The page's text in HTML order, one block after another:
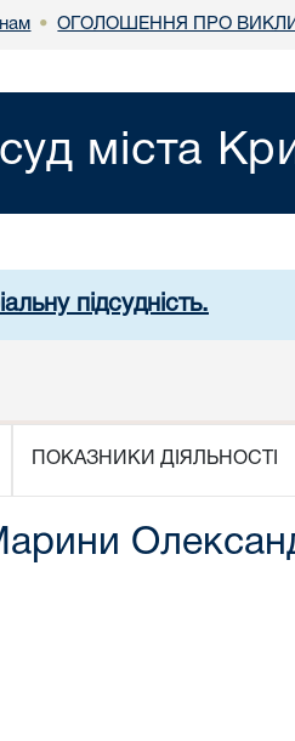
• ОГОЛОШЕННЯ ПРО
міста
підсудність.
ПОКАЗНИКИ ДІЯЛЬНОСТІ